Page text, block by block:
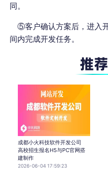
同。
⑤客户确认方案后，进入
间内完成开发任务。
成都小火科技软件开发公司
高校招生报名H5与PC官网搭
建制作
2026-06-04 17:59:23